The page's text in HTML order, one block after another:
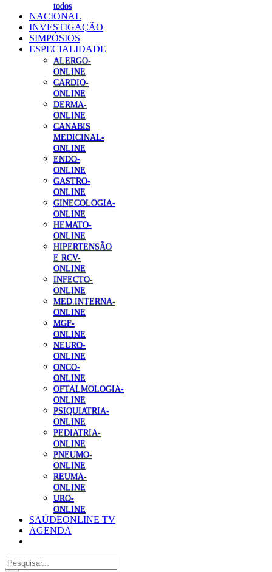
todos
NACIONAL
INVESTIGAÇÃO
SIMPÓSIOS
ESPECIALIDADE
ALERGO-
ONLINE
CARDIO-
ONLINE
DERMA-
ONLINE
CANABIS
MEDICINAL-
ONLINE
ENDO-
ONLINE
GASTRO-
ONLINE
GINECOLOGIA-
ONLINE
HEMATO-
ONLINE
HIPERTENSÃO
E RCV-
ONLINE
INFECTO-
ONLINE
MED.INTERNA-
ONLINE
MGF-
ONLINE
NEURO-
ONLINE
ONCO-
ONLINE
OFTALMOLOGIA-
ONLINE
PSIQUIATRIA-
ONLINE
PEDIATRIA-
ONLINE
PNEUMO-
ONLINE
REUMA-
ONLINE
URO-
ONLINE
SAÚDEONLINE TV
AGENDA
Pesquisar